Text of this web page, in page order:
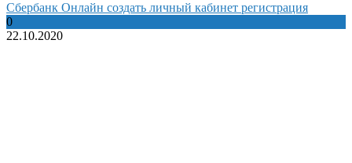
Сбербанк Онлайн создать личный кабинет регистрация
0
22.10.2020